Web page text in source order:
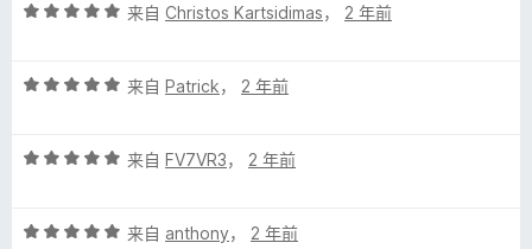
l
o
r
/评
/
来自 Christos Kartsidimas， 2 年前
评
/
来自 Patrick， 2 年前
评
/
来自 FV7VR3， 2 年前
评
来自 anthony， 2 年前